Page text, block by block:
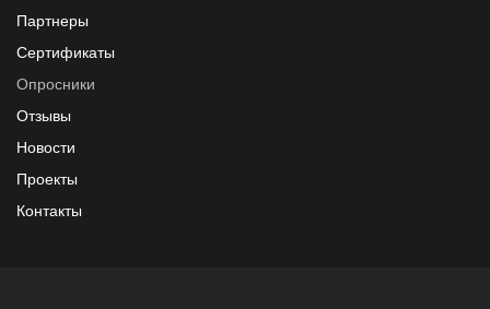
Партнеры
Сертификаты
Опросники
Отзывы
Новости
Проекты
Контакты